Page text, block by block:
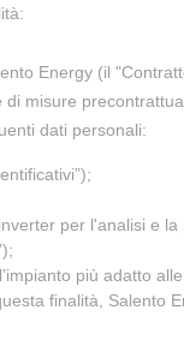
Energy (il
misure
dati personali:
per l'analisi e
più adatto
finalità, Salento